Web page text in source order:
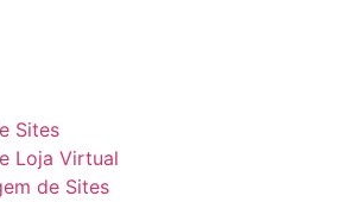
Sites
Loja Virtual
de Sites